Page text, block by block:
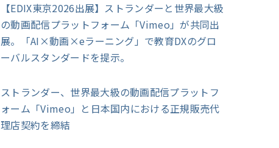
【EDIX東京2026出展】ストランダーと世界最大級
の動画配信プラットフォーム「Vimeo」が共同出
展。「AI×動画×eラーニング」で教育DXのグロ
ーバルスタンダードを提示。
ストランダー、世界最大級の動画配信プラットフ
ォーム「Vimeo」と日本国内における正規販売代
理店契約を締結